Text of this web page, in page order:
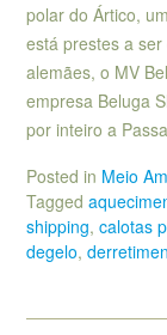
polar do Ártico,
está prestes a
alemães, o MV
empresa Beluga
por inteiro a
Posted in Meio
Tagged
shipping, calotas
degelo,